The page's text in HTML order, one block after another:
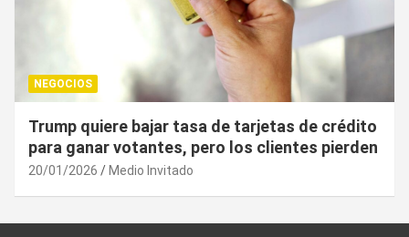
crédito
pierden
NEGOCIOS
¿Cuál es el “arma nuclear económica”
UE puede utilizar contra EU?
20/01/2026